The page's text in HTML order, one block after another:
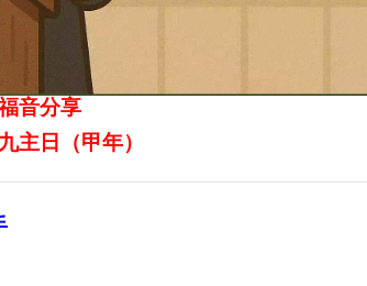
音分享
九主日 （甲年）